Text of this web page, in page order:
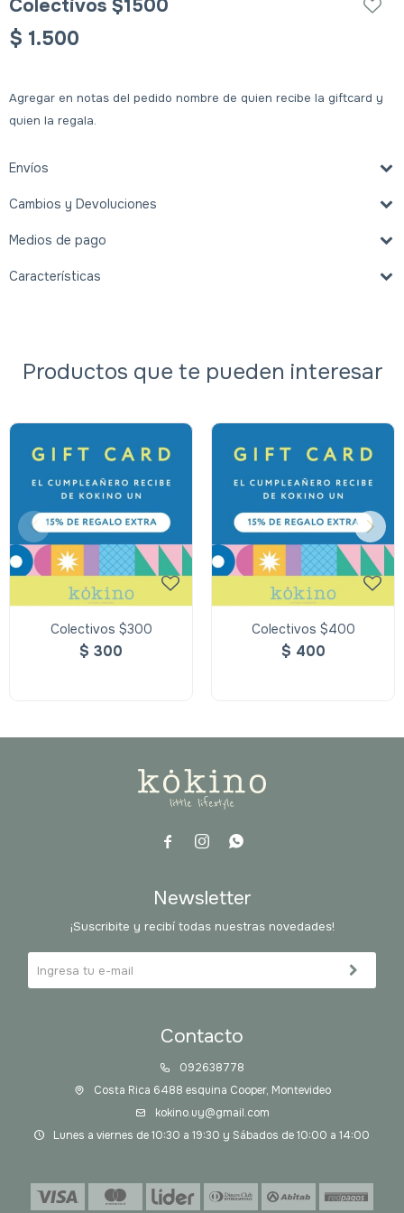
Colectivos $1500
$ 1.500
Agregar en notas del pedido nombre de quien recibe la giftcard y
quien la regala.
Envíos
Cambios y Devoluciones
Medios de pago
Características
Productos que te pueden interesar
Colectivos $300
$ 300
Colectivos $400
$ 400
  
Contacto
092638778
Costa Rica 6488 esquina Cooper, Montevideo
kokino.uy@gmail.com
Lunes a viernes de 10:30 a 19:30 y Sábados de 10:00 a 14:00
Newsletter
¡Suscribite y recibí todas nuestras novedades!